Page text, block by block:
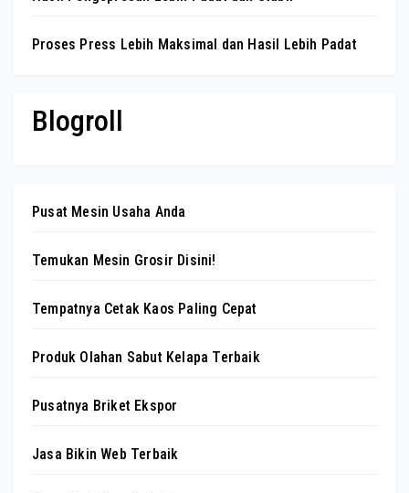
Proses Press Lebih Maksimal dan Hasil Lebih Padat
Blogroll
Pusat Mesin Usaha Anda
Temukan Mesin Grosir Disini!
Tempatnya Cetak Kaos Paling Cepat
Produk Olahan Sabut Kelapa Terbaik
Pusatnya Briket Ekspor
Jasa Bikin Web Terbaik